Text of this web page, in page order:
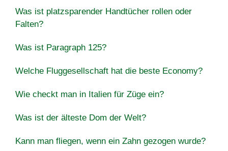
Was ist platzsparender Handtücher rollen oder
Falten?
Was ist Paragraph 125?
Welche Fluggesellschaft hat die beste Economy?
Wie checkt man in Italien für Züge ein?
Was ist der älteste Dom der Welt?
Kann man fliegen, wenn ein Zahn gezogen wurde?